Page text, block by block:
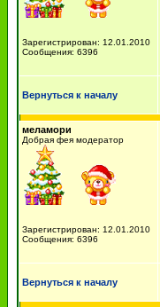
Зарегистрирован: 12.01.2010
Сообщения: 6396
Вернуться к началу
меламори
Добрая фея модератор
Зарегистрирован: 12.01.2010
Сообщения: 6396
Вернуться к началу